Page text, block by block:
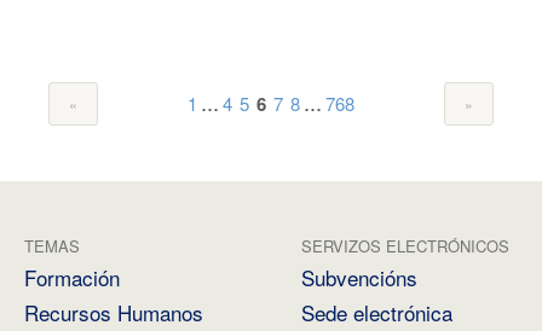
1 ...4 5 6 7 8...768
TEMAS
Formación
Recursos Humanos
SERVIZOS ELECTRÓNICOS
Subvencións
Sede electrónica